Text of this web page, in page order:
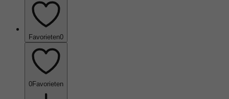
Favorieten0
0Favorieten